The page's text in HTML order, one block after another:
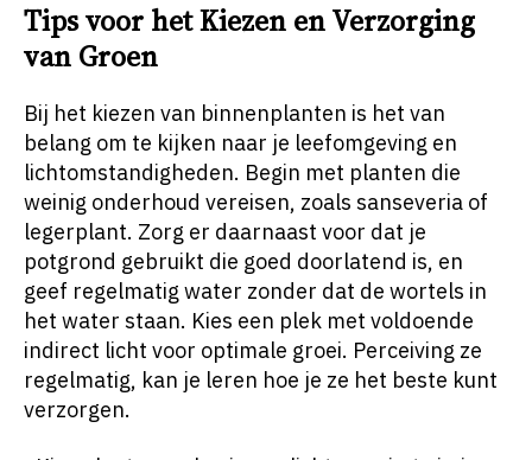
Tips voor het Kiezen en Verzorging
van Groen
Bij het kiezen van binnenplanten is het van
belang om te kijken naar je leefomgeving en
lichtomstandigheden. Begin met planten die
weinig onderhoud vereisen, zoals sanseveria of
legerplant. Zorg er daarnaast voor dat je
potgrond gebruikt die goed doorlatend is, en
geef regelmatig water zonder dat de wortels in
het water staan. Kies een plek met voldoende
indirect licht voor optimale groei. Perceiving ze
regelmatig, kan je leren hoe je ze het beste kunt
verzorgen.